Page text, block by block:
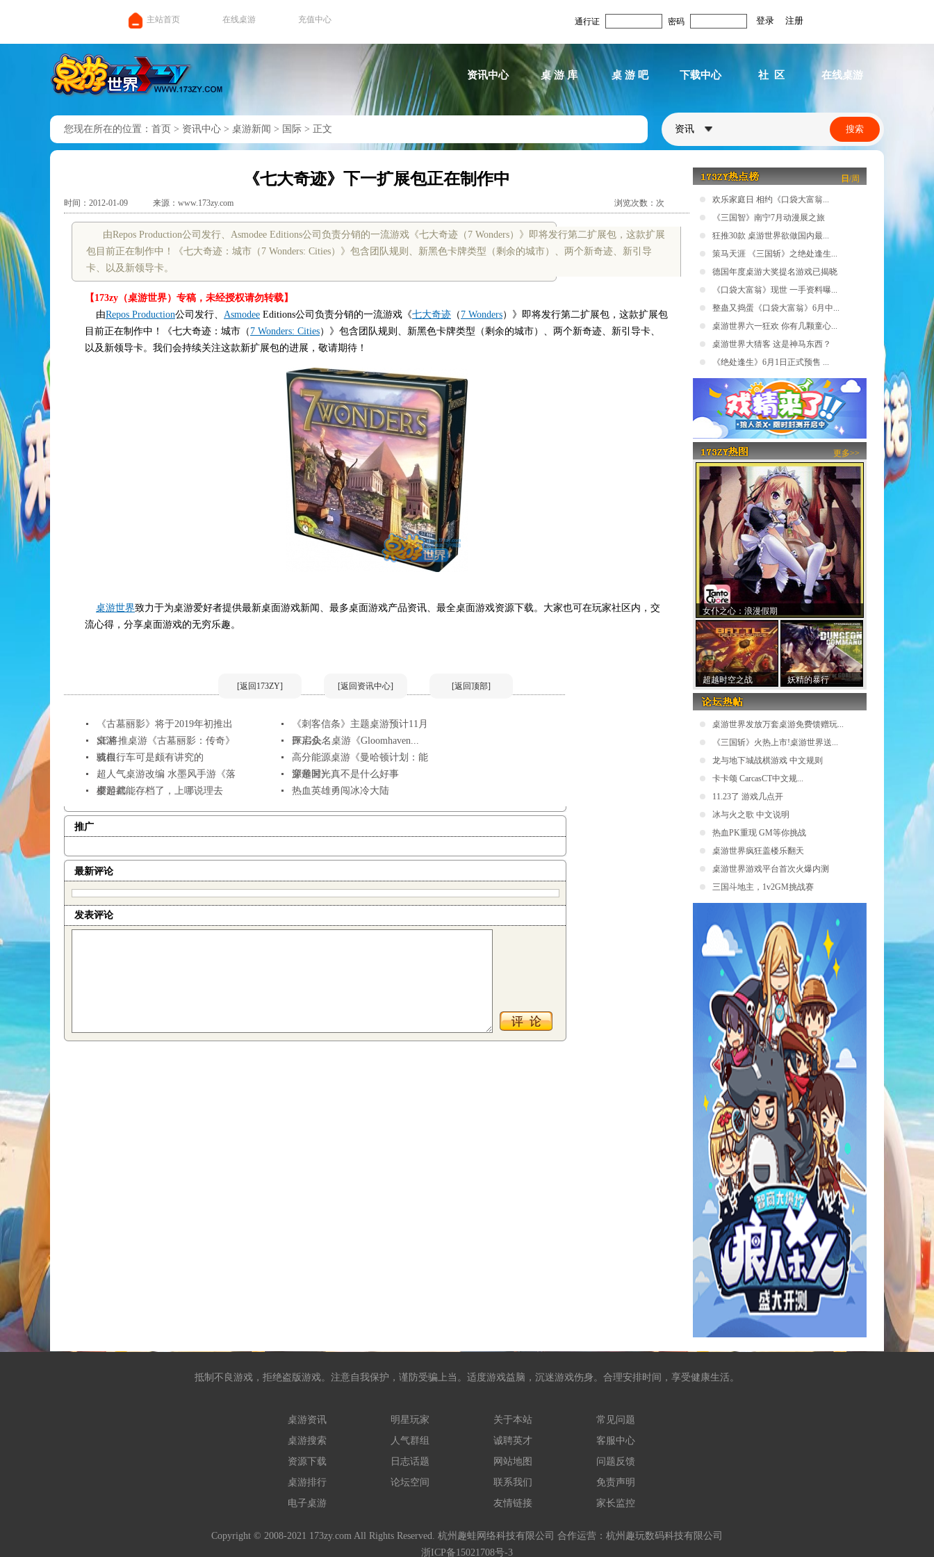
主站首页 在线桌游 充值中心 通行证 密码
资讯中心 桌 游 库 桌 游 吧 下载中心 社 区 在线桌游
您现在所在的位置： 首页 > 资讯中心 > 桌游新闻 > 国际 > 正文 资讯
《七大奇迹》下一扩展包正在制作中
时间：2012-01-09 来源：www.173zy.com 浏览次数： 次
由Repos Production公司发行、Asmodee Editions公司负责分销的一流游戏《七大奇迹（7 Wonders）》即将发行第二扩展包，这款扩展
包目前正在制作中！《七大奇迹：城市（7 Wonders: Cities）》包含团队规则、新黑色卡牌类型（剩余的城市）、两个新奇迹、新引导
卡、以及新领导卡。
【173zy（桌游世界）专稿，未经授权请勿转载】
由Repos Production公司发行、 Asmodee Editions公司负责分销的一流游戏《七大奇迹 （ 7 Wonders）》即将发行第二扩展包，这款扩展包
目前正在制作中！《七大奇迹：城市（ 7 Wonders: Cities）》包含团队规则、新黑色卡牌类型（剩余的城市）、两个新奇迹、新引导卡、
以及新领导卡。我们会持续关注这款新扩展包的进展，敬请期待！
桌游世界致力于为桌游爱好者提供最新桌面游戏新闻、最多桌面游戏产品资讯、最全桌面游戏资源下载。大家也可在玩家社区内，交
流心得，分享桌面游戏的无穷乐趣。
[返回173ZY] [返回资讯中心] [返回顶部]
《古墓丽影》将于2019年初推出
桌游
《刺客信条》主题桌游预计11月
开启众...
SE将推桌游《古墓丽影：传奇》
或根...
BGG头名桌游《Gloomhaven...
骑自行车可是颇有讲究的
高分能源桌游《曼哈顿计划：能
源帝国》
超人气桌游改编 水墨风手游《落
樱起武...
穿越时光真不是什么好事
桌游都能存档了，上哪说理去
热血英雄勇闯冰冷大陆
推广
最新评论
发表评论
日 /周
欢乐家庭日 相约《口袋大富翁...
《三国智》南宁7月动漫展之旅
狂推30款 桌游世界欲做国内最...
策马天涯 《三国斩》之绝处逢生...
德国年度桌游大奖提名游戏已揭晓
《口袋大富翁》现世 一手资料曝...
整蛊又捣蛋《口袋大富翁》6月中...
桌游世界六一狂欢 你有几颗童心...
桌游世界大猜客 这是神马东西？
《绝处逢生》6月1日正式预售 ...
更多>>
女仆之心：浪漫假期
超越时空之战 妖精的暴行
桌游世界发放万套桌游免费馈赠玩...
《三国斩》火热上市!桌游世界送...
龙与地下城战棋游戏 中文规则
卡卡颂 CarcasCT中文规...
11.23了 游戏几点开
冰与火之歌 中文说明
热血PK重现 GM等你挑战
桌游世界疯狂盖楼乐翻天
桌游世界游戏平台首次火爆内测
三国斗地主，1v2GM挑战赛
抵制不良游戏，拒绝盗版游戏。注意自我保护，谨防受骗上当。适度游戏益脑，沉迷游戏伤身。合理安排时间，享受健康生活。
桌游资讯
桌游搜索
资源下载
桌游排行
电子桌游
明星玩家
人气群组
日志话题
论坛空间
关于本站
诚聘英才
网站地图
联系我们
友情链接
常见问题
客服中心
问题反馈
免责声明
家长监控
Copyright © 2008-2021 173zy.com All Rights Reserved. 杭州趣蛙网络科技有限公司 合作运营：杭州趣玩数码科技有限公司
浙ICP备15021708号-3